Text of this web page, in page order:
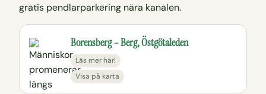
gratis pendlarparkering nära kanalen.
Borensberg – Berg, Östgötaleden
Läs mer här!
Visa på karta